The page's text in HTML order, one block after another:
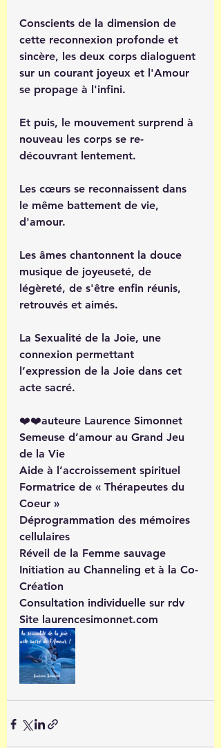
Conscients de la dimension de
cette reconnexion profonde et
sincère, les deux corps dialoguent
sur un courant joyeux et l'Amour
se propage à l'infini.
Et puis, le mouvement surprend à
nouveau les corps se re-
découvrant lentement.
Les cœurs se reconnaissent dans
le même battement de vie,
d'amour.
Les âmes chantonnent la douce
musique de joyeuseté, de
légèreté, de s'être enfin réunis,
retrouvés et aimés.
La Sexualité de la Joie, une
connexion permettant
l’expression de la Joie dans cet
acte sacré.
❤️❤️auteure Laurence Simonnet
Semeuse d’amour au Grand Jeu
de la Vie
Aide à l’accroissement spirituel
Formatrice de « Thérapeutes du
Coeur »
Déprogrammation des mémoires
cellulaires
Réveil de la Femme sauvage
Initiation au Channeling et à la Co-
Création
Consultation individuelle sur rdv
Site laurencesimonnet.com